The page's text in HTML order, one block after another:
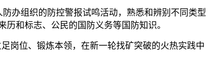
办组织的防控警报试鸣活动，熟悉和辨别不同类型
和标志、公民的国防义务等国防知识。
岗位、锻炼本领，在新一轮找矿突破的火热实践中